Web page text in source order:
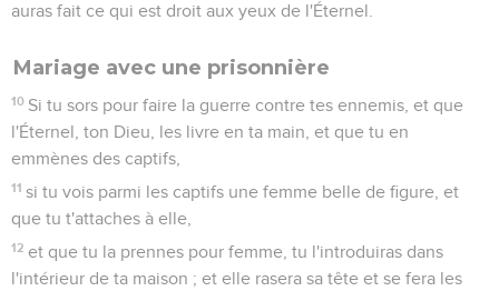
auras fait ce qui est droit aux yeux de l'Éternel.
Mariage avec une prisonnière
10 Si tu sors pour faire la guerre contre tes ennemis, et que
l'Éternel, ton Dieu, les livre en ta main, et que tu en
emmènes des captifs,
11 si tu vois parmi les captifs une femme belle de figure, et
que tu t'attaches à elle,
12 et que tu la prennes pour femme, tu l'introduiras dans
l'intérieur de ta maison ; et elle rasera sa tête et se fera les